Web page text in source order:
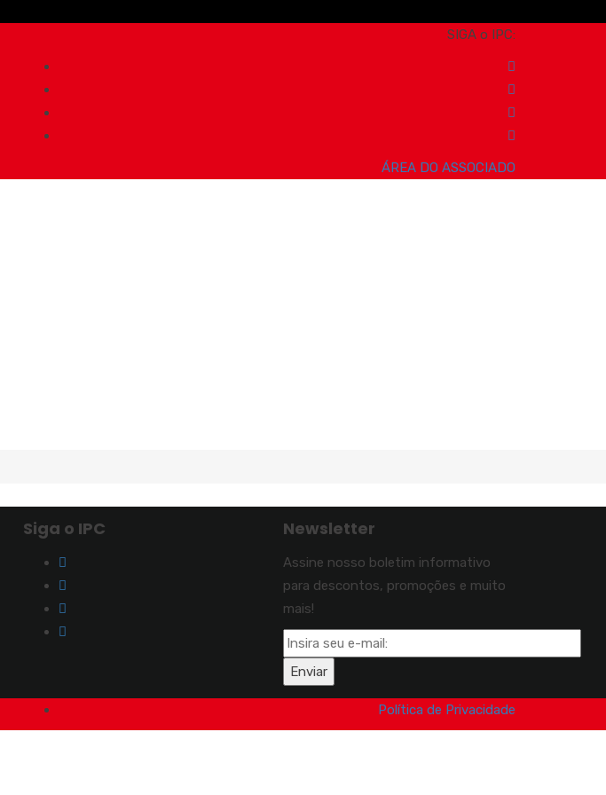
SIGA o IPC:
ÁREA DO ASSOCIADO
Siga o IPC Newsletter
Assine nosso boletim informativo
para descontos, promoções e muito
mais!
Política de Privacidade